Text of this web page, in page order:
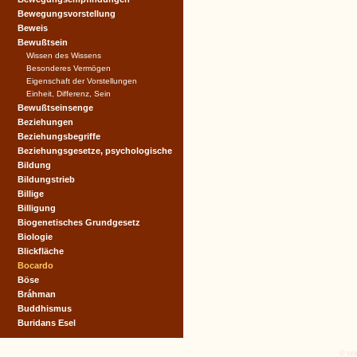
Bewegungsvorstellung
Beweis
Bewußtsein
Wissen des Wissens
Besonderes Vermögen
Eigenschaft der Vorstellungen
Einheit, Differenz, Sein
Bewußtseinsenge
Beziehungen
Beziehungsbegriffe
Beziehungsgesetze, psychologische
Bildung
Bildungstrieb
Billige
Billigung
Biogenetisches Grundgesetz
Biologie
Blickfläche
Bocardo
Böse
Bráhman
Buddhismus
Buridans Esel
©